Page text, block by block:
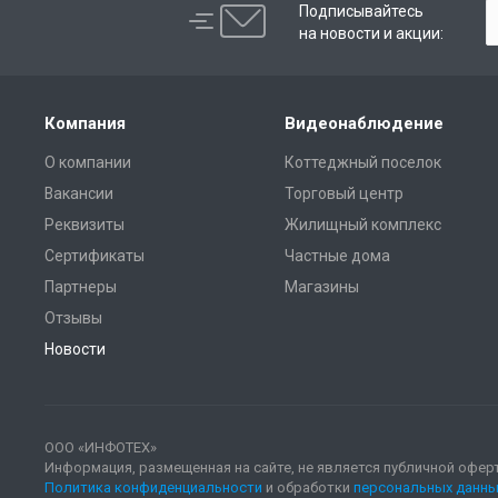
Подписывайтесь
на новости и акции:
Компания
О компании
Вакансии
Реквизиты
Сертификаты
Партнеры
Отзывы
Новости
Видеонаблюдение
Коттеджный поселок
Торговый центр
Жилищный комплекс
Частные дома
Магазины
ООО «ИНФОТЕХ»
Информация, размещенная на сайте, не является публичной
Политика конфиденциальности и обработки персональных